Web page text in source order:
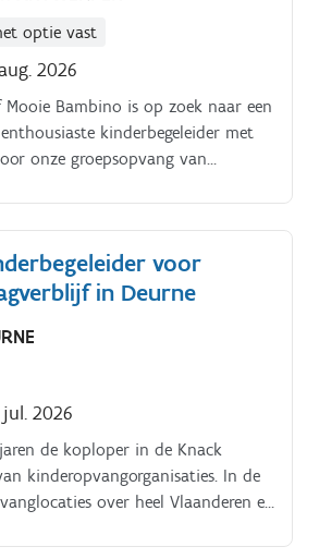
optie vast
2026
Bambino is op zoek naar een
kinderbegeleider met
onze groepsopvang van
daarnaast beschik je ook over een
en inlevingsvermogen en kan
als in team werken Je taken zijn
voor
in Deurne
2026
de koploper in de Knack
kinderopvangorganisaties. In de
over heel Vlaanderen en